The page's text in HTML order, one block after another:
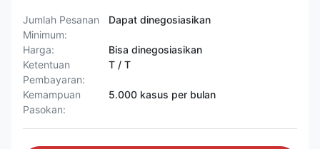
Jumlah Pesanan
Minimum:
Dapat dinegosiasikan
Harga:
Bisa dinegosiasikan
Ketentuan
Pembayaran:
T / T
Kemampuan
Pasokan:
5.000 kasus per bulan